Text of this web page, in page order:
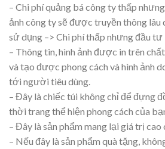
– Chi phí quảng bá công ty thấp
ảnh công ty sẽ được truyền thông lâu
sử dụng –> Chi phí thấp nhưng đầu tư
– Thông tin, hình ảnh được in trên
và tạo được phong cách và hình ảnh
tới người tiêu dùng.
– Đây là chiếc túi không chỉ để đựng
thời trang thể hiện phong cách của
– Đây là sản phẩm mang lại giá trị
– Nếu đây là sản phẩm quà tặng,